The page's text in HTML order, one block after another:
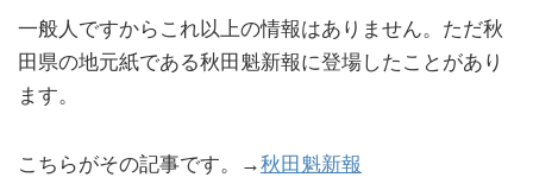
一般人ですからこれ以上の情報はありません。ただ秋
田県の地元紙である秋田魁新報に登場したことがあり
ます。
こちらがその記事です。→秋田魁新報